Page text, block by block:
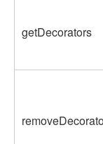
getDecorators